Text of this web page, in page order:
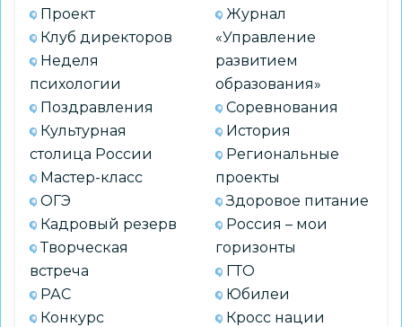
отметило
летний
юбилей
Проект
Клуб директоров
Неделя
психологии
Поздравления
Культурная
столица России
Мастер-класс
ОГЭ
Кадровый резерв
Творческая
встреча
РАС
Конкурс
Журнал
«Управление
развитием
образования»
Соревнования
История
Региональные
проекты
Здоровое питание
Россия – мои
горизонты
ГТО
Юбилеи
Кросс нации